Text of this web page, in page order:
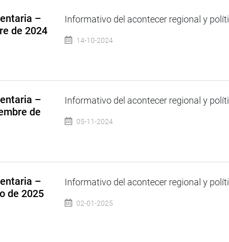
–
de 2024
Informativo del acontecer regional y
14-10-2024
–
de
Informativo del acontecer regional y
05-11-2024
–
de 2025
Informativo del acontecer regional y
02-01-2025